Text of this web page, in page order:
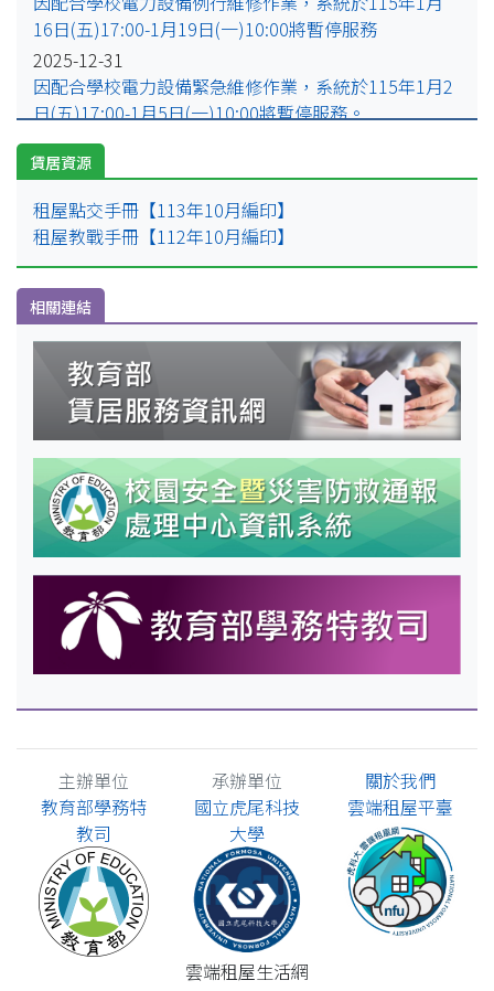
臺北市．國立臺灣師範大學
臺北市．東吳大學
臺北市．國立陽明交通大學 (陽明校區)
臺北市．國立臺北護理健康大學
臺北市．中國科技大學
臺北市．中國文化大學
臺北市．馬偕醫護管理專科學校
臺北市．實踐大學 (臺北校區)
新北市．明志科技大學
新北市．醒吾科技大學
新北市．真理大學
新北市．耕莘健康管理專科學校
新北市．馬偕醫學大學
新北市．台北海洋科技大學
新北市．亞東科技大學
新北市．淡江大學
新北市．宏國德霖科技大學
新北市．國立臺灣藝術大學
16日(五)17:00-1月19日(一)10:00將暫停服務
2025-12-31
因配合學校電力設備緊急維修作業，系統於115年1月2
日(五)17:00-1月5日(一)10:00將暫停服務。
2025-07-29
因配合學校例行性停電作業，系統於114年8月15日
(五)16:00-8月18日(一)10:00將暫停服務。
賃居資源
租屋點交手冊【113年10月編印】
租屋教戰手冊【112年10月編印】
相關連結
主辦單位
教育部學務特
教司
承辦單位
國立虎尾科技
大學
關於我們
雲端租屋平臺
雲端租屋生活網